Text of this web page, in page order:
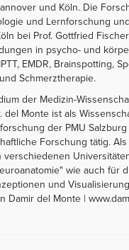
und Köln. Die
und Lernforschung
bei Prof. Gottfried
in psycho- und
EMDR, Brainspotting,
Schmerztherapie.
der Medizin-
del Monte ist als
der PMU
Forschung tätig.
verschiedenen
wie auch für
und
Damir del Monte |